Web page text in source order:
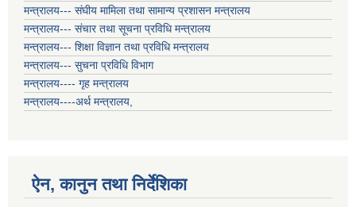
मन्त्रालय--- संघीय मामिला तथा सामान्य प्रशासन मन्त्रालय
मन्त्रालय--- संचार तथा सूचना प्रविधि मन्त्रालय
मन्त्रालय--- शिक्षा विज्ञान तथा प्रविधि मन्त्रालय
मन्त्रालय--- सुचना प्रविधि विभाग
मन्त्रालय---- गृह मन्त्रालय
मन्त्रालय----अर्थ मन्त्रालय,
ऐन, कानुन तथा निर्देशिका